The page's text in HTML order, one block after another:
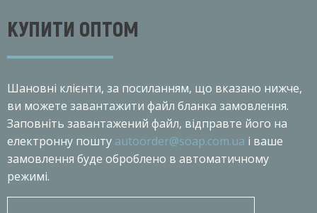
КУПИТИ ОПТОМ
Шановнi клiєнти, за посиланням, що вказано нижче,
ви можете завантажити файл бланка замовлення.
Заповніть завантажений файл, відправте його на
електронну пошту autoorder@soap.com.ua і ваше
замовлення буде оброблено в автоматичному
режимі.